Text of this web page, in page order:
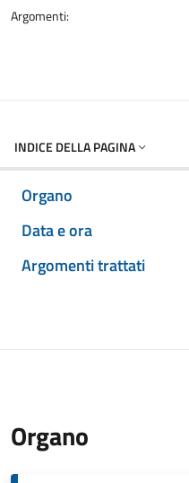
Argomenti:
INDICE DELLA PAGINA
Organo
Data e ora
Argomenti trattati
Organo